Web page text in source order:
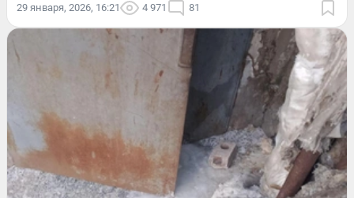
29 января, 2026, 16:21 4 971 81